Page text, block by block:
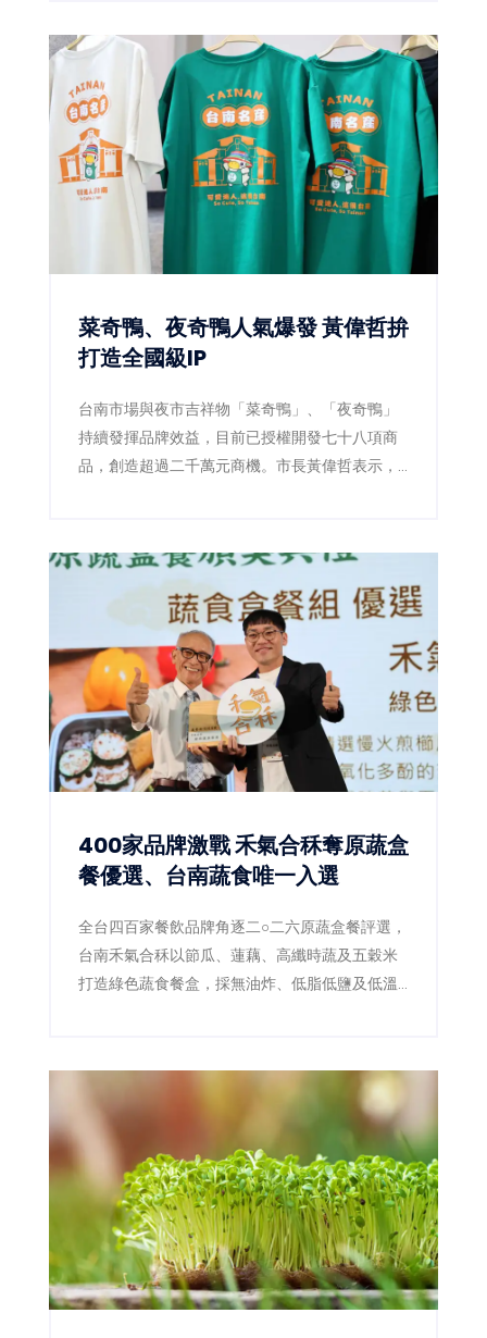
專區，將健走、量血壓、量腰圍、均衡飲食等健
康行動融入日常生活，透過數位積分與獎勵機
制，鼓勵全民從生活型態改變開始，降低慢性疾
病風險，打造全民健康新生態。
菜奇鴨、夜奇鴨人氣爆發 黃偉哲拚
打造全國級IP
台南市場與夜市吉祥物「菜奇鴨」、「夜奇鴨」
持續發揮品牌效益，目前已授權開發七十八項商
品，創造超過二千萬元商機。市長黃偉哲表示，
400家品牌激戰 禾氣合秝奪原蔬盒
餐優選、台南蔬食唯一入選
全台四百家餐飲品牌角逐二○二六原蔬盒餐評選，
台南禾氣合秝以節瓜、蓮藕、高纖時蔬及五穀米
打造綠色蔬食餐盒，採無油炸、低脂低鹽及低溫